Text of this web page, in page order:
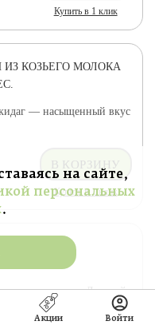
Купить в 1 клик
КОЗЬЕГО МОЛОКА
— насыщенный вкус
Купить в 1 клик
— лауреат «Лучший
на сайте,
персональных
.
Акции Войти